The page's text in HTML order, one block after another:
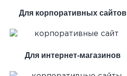
Для корпоративных сайтов
Для интернет-магазинов